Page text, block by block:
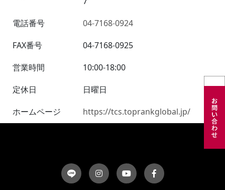
電話番号
04-7168-0924
FAX番号
04-7168-0925
営業時間
10:00-18:00
定休日
日曜日
ホームページ
https://tcs.toprankglobal.jp/